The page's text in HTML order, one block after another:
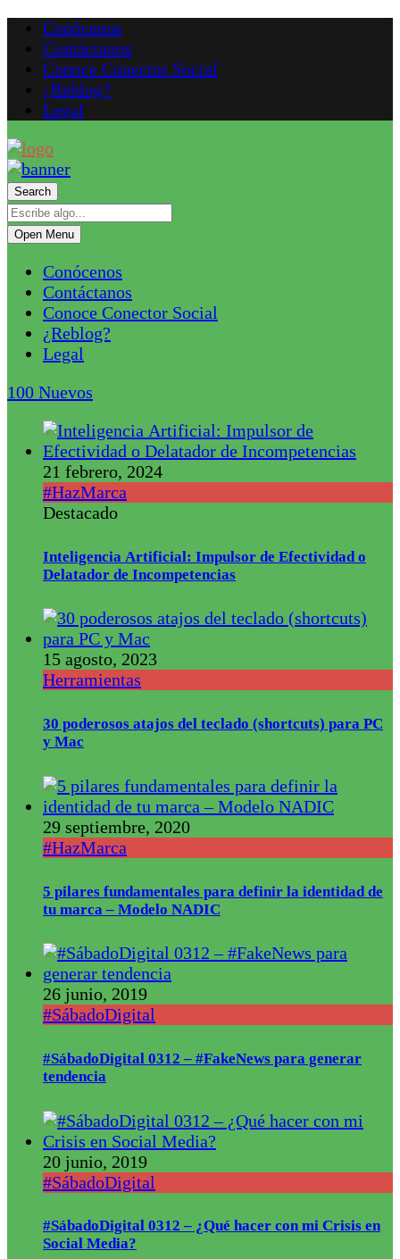
Conócenos
Contáctanos
Conoce Conector Social
¿Reblog?
Legal
Search
Open Menu
Conócenos
Contáctanos
Conoce Conector Social
¿Reblog?
Legal
100 Nuevos
21 febrero, 2024
#HazMarca
Destacado
Inteligencia Artificial: Impulsor de Efectividad o
Delatador de Incompetencias
15 agosto, 2023
Herramientas
30 poderosos atajos del teclado (shortcuts) para PC
y Mac
29 septiembre, 2020
#HazMarca
5 pilares fundamentales para definir la identidad de
tu marca – Modelo NADIC
26 junio, 2019
#SábadoDigital
#SábadoDigital 0312 – #FakeNews para generar
tendencia
20 junio, 2019
#SábadoDigital
#SábadoDigital 0312 – ¿Qué hacer con mi Crisis en
Social Media?